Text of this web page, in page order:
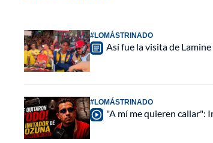
#LOMÁSTRINADO
Así fue la visita de
#LOMÁSTRINADO
"A mí me quieren callar":